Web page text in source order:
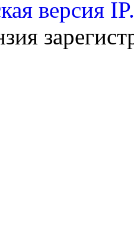
версия